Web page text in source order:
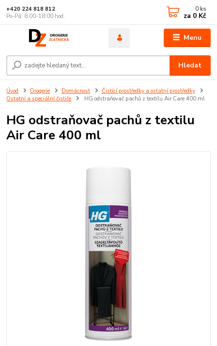
Menu
Hledat
+420 224 818 812
Po-Pá: 8:00-18:00 hod.
0 ks
za 0 Kč
Úvod Drogerie Domácnost
Čistící prostředky a ostatní prostředky
Ostatní a speciální čističe
HG odstraňovač pachů z textilu Air Care 400 ml
HG odstraňovač pachů z textilu
Air Care 400 ml